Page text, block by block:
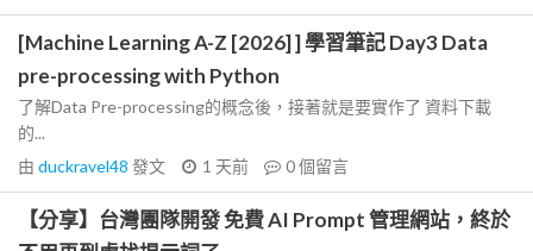
[Machine Learning A-Z [2026] ] 學習筆記 Day3 Data
pre-processing with Python
了解Data Pre-processing的概念後，接著就是要實作了 資料下載
的...
由 duckravel48 發文 1 天前 0個留言
【分享】台灣團隊開發 免費 AI Prompt 管理網站，終於